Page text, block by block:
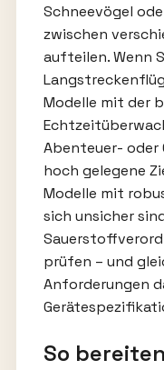
Schneevögel
zwischen
aufteilen. Wenn
Modelle mit der
Abenteuer- oder
hoch gelegene
Modelle mit
sich unsicher
prüfen – und
Anforderungen
So